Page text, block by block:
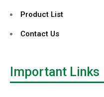
Product List
Contact Us
Important Links